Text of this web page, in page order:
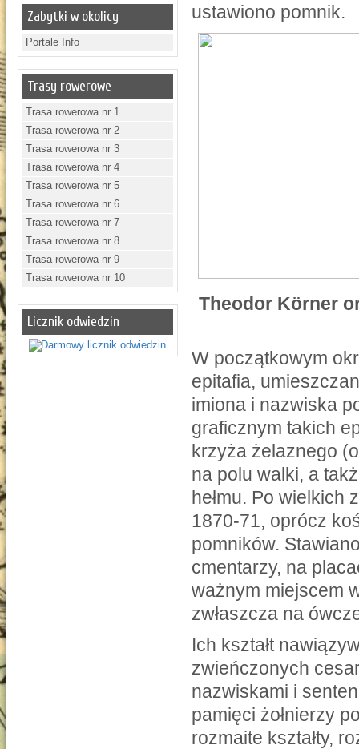
Zabytki w okolicy
Portale Info
Trasy rowerowe
Trasa rowerowa nr 1
Trasa rowerowa nr 2
Trasa rowerowa nr 3
Trasa rowerowa nr 4
Trasa rowerowa nr 5
Trasa rowerowa nr 6
Trasa rowerowa nr 7
Trasa rowerowa nr 8
Trasa rowerowa nr 9
Trasa rowerowa nr 10
Licznik odwiedzin
ustawiono pomnik.
Theodor Körner
W początkowym
epitafia,
imiona i nazwiska
graficznym takich
krzyża żelaznego
na polu walki, a
hełmu. Po wielkich
1870-71, oprócz
pomników.
cmentarzy, na
ważnym miejscem
zwłaszcza na
Ich kształt
zwieńczonych
nazwiskami i
pamięci żołnierzy
rozmaite kształty,